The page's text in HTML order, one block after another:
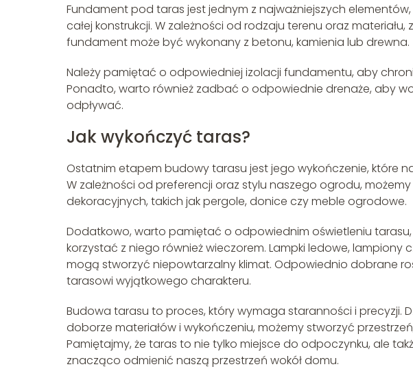
Fundament pod taras jest jednym z najważniejszych
całej konstrukcji. W zależności od rodzaju terenu oraz
fundament może być wykonany z betonu, kamienia lub drewna.
Należy pamiętać o odpowiedniej izolacji fundamentu, aby
Ponadto, warto również zadbać o odpowiednie drenaże, aby
odpływać.
Jak wykończyć taras?
Ostatnim etapem budowy tarasu jest jego wykończenie, które
W zależności od preferencji oraz stylu naszego ogrodu,
dekoracyjnych, takich jak pergole, donice czy meble ogrodowe.
Dodatkowo, warto pamiętać o odpowiednim oświetleniu tarasu,
korzystać z niego również wieczorem. Lampki ledowe, lampiony
mogą stworzyć niepowtarzalny klimat. Odpowiednio dobrane
tarasowi wyjątkowego charakteru.
Budowa tarasu to proces, który wymaga staranności i precyzji.
doborze materiałów i wykończeniu, możemy stworzyć
Pamiętajmy, że taras to nie tylko miejsce do odpoczynku, ale
znacząco odmienić naszą przestrzeń wokół domu.